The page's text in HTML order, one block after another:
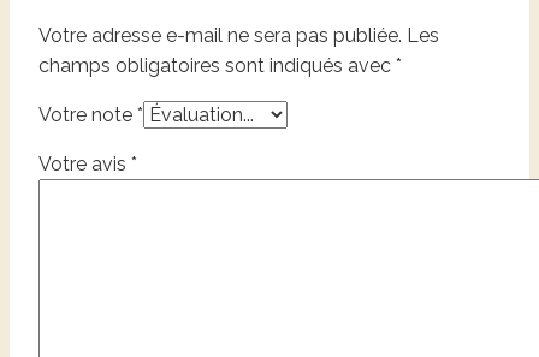
Votre adresse e-mail ne sera pas publiée. Les
champs obligatoires sont indiqués avec *
Votre note *
Votre avis *